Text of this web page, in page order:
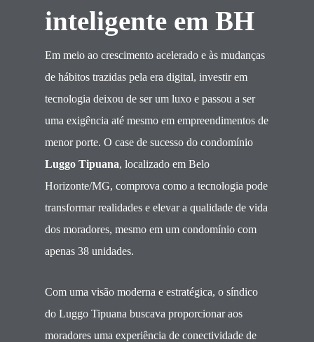
inteligente em BH
Em meio ao crescimento acelerado e às mudanças
de hábitos trazidas pela era digital, investir em
tecnologia deixou de ser um luxo e passou a ser
uma exigência até mesmo em empreendimentos de
menor porte. O case de sucesso do condomínio
Luggo Tipuana, localizado em Belo
Horizonte/MG, comprova como a tecnologia pode
transformar realidades e elevar a qualidade de vida
dos moradores, mesmo em um condomínio com
apenas 38 unidades.
Com uma visão moderna e estratégica, o síndico
do Luggo Tipuana buscava proporcionar aos
moradores uma experiência de conectividade de